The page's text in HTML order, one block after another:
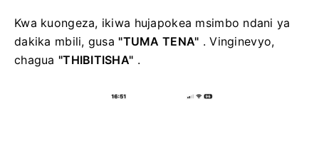
Kwa kuongeza, ikiwa hujapokea msimbo ndani ya
dakika mbili, gusa "TUMA TENA" .Vinginevyo,
chagua "THIBITISHA" .